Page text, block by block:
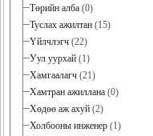
Төрийн алба (0)
Туслах ажилтан (15)
Үйлчлэгч (22)
Уул уурхай (1)
Хамгаалагч (21)
Хамтран ажиллана (0)
Хөдөө аж ахуй (2)
Холбооны инженер (1)